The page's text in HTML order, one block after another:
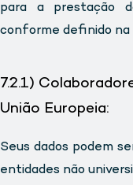
para a prestação
conforme definido na
7.2.1)
União Europeia:
Seus dados podem
entidades não